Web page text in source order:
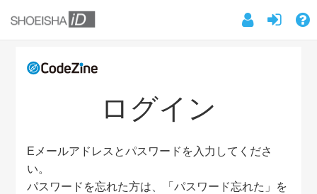
ログイン
Eメールアドレスとパスワードを入力してくださ
い。
パスワードを忘れた方は、「パスワード忘れた」を